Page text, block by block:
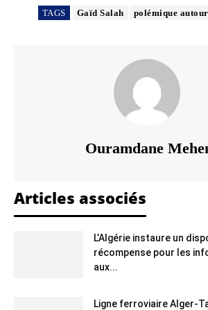
TAGS Gaïd Salah polémique
Ouramdane
Articles associés
L’Algérie instaure un
récompense pour les
aux...
Ligne ferroviaire Alger-